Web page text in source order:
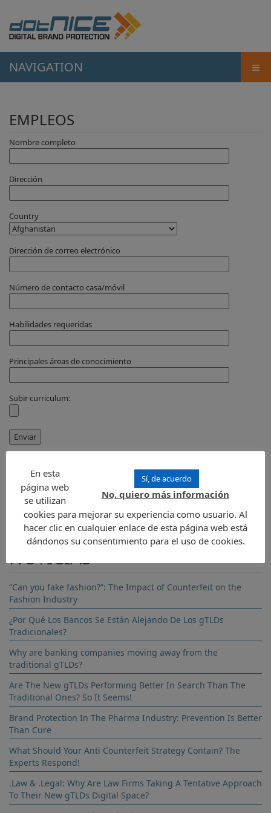
NAVIGATION ≡
EMPLEOS
Nombre completo
Dirección
Country
Dirección de correo electrónico
Número de contacto casa/móvil
Habilidades requeridas
Principales áreas de conocimiento
Subir curriculum:
CONTACTO
NOTICIAS
“Can you fake fashion?”: The Impact of Counterfeit on the
Fashion Industry
¿Por Qué Los Bancos Se Están Alejando De Los gTLDs
Tradicionales?
Why are banking companies moving away from the
traditional gTLDs?
Are The New gTLDs Performing Better In Search Than The
Traditional Ones? So It Seems!
Brand Protection In The Pharma Industry: Prevention Is Better
Than Cure
What Should Your Anti Counterfeit Strategy Contain? The
Experts Respond!
.Law & .Legal: Why Are Law Firms Taking A Tentative Approach
To Their New gTLDs Digital Space?
Sí, de acuerdo
No, quiero más información
En esta
página web
se utilizan
cookies para mejorar su experiencia como usuario. Al
hacer clic en cualquier enlace de esta página web está
dándonos su consentimiento para el uso de cookies.